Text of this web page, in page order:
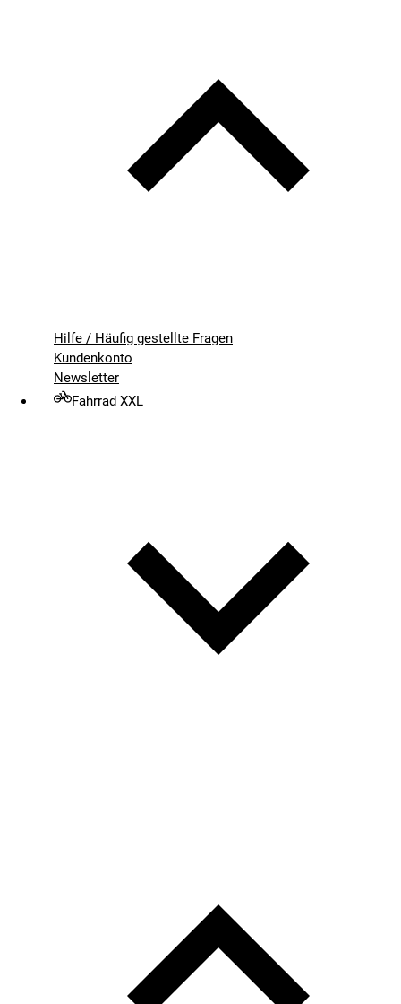
Hilfe / Häufig gestellte Fragen
Kundenkonto
Newsletter
Fahrrad XXL